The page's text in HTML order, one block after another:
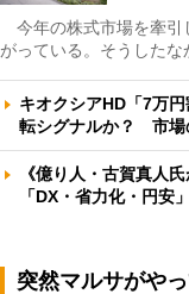
今年の株式市場を牽引
がっている。そうしたな
キオクシアHD「7万
転シグナルか？ 市
《億り人・古賀真人
「DX・省力化・円安
突然マルサがやっ